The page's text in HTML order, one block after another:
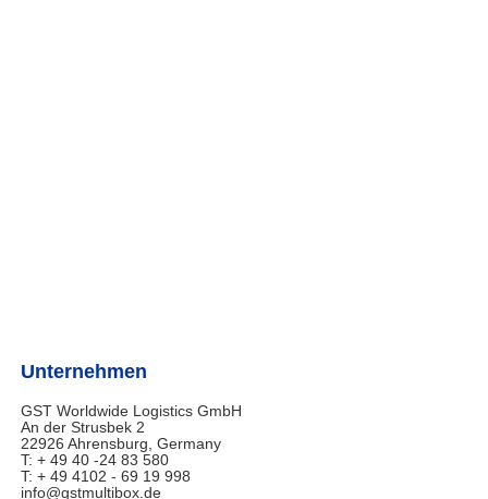
Unternehmen
GST Worldwide Logistics GmbH
An der Strusbek 2
22926 Ahrensburg, Germany
T: + 49 40 -24 83 580
T: + 49 4102 - 69 19 998
info@gstmultibox.de